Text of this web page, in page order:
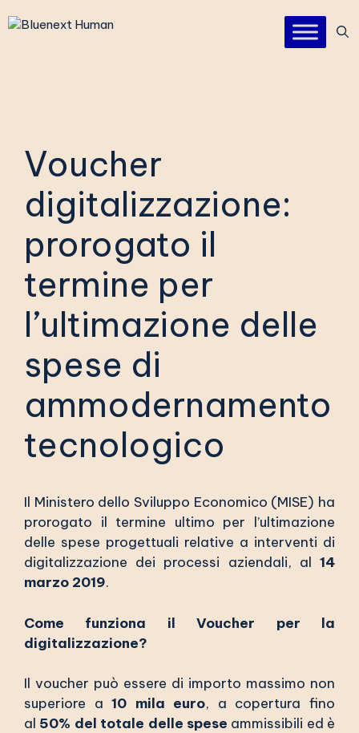
al
Voucher
digitalizzazione:
prorogato il
termine per
l’ultimazione delle
spese di
ammodernamento
tecnologico
Il Ministero dello Sviluppo Economico (MISE) ha
prorogato il termine ultimo per l’ultimazione
delle spese progettuali relative a interventi di
digitalizzazione dei processi aziendali, al 14
marzo 2019.
Come funziona il Voucher per la
digitalizzazione?
Il voucher può essere di importo massimo non
superiore a10 mila euro, a copertura fino
al 50% del totale delle spese ammissibili ed è